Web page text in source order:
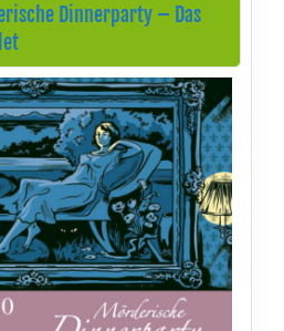
Dinnerparty – Das